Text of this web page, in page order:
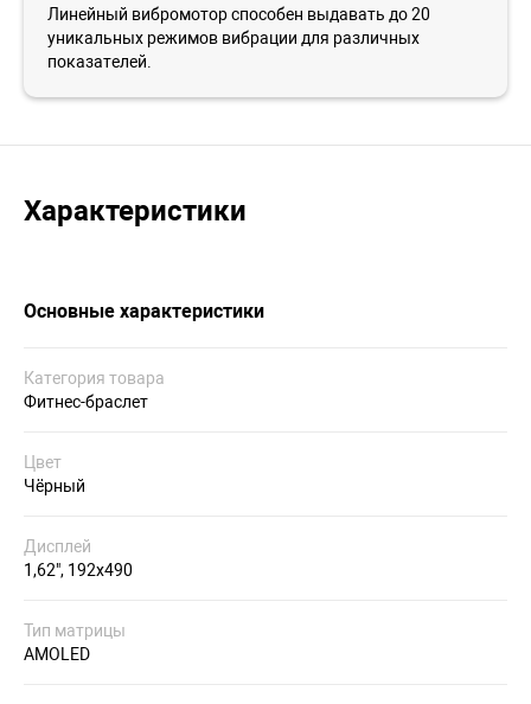
Линейный вибромотор способен выдавать до 20
уникальных режимов вибрации для различных
показателей.
Характеристики
Основные характеристики
Категория товара
Фитнес-браслет
Цвет
Чёрный
Дисплей
1,62", 192x490
Тип матрицы
AMOLED